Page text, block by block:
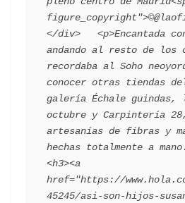
</div>   <p>Encantada
andando al resto de los
recordaba al Soho
conocer otras tiendas
galería Échale guindas,
octubre y Carpintería
artesanías de fibras y
hechas totalmente a
<h3><a
href="https://
45245/asi-son-hijos-